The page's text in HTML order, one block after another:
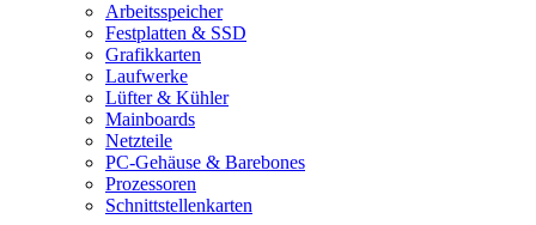
Arbeitsspeicher
Festplatten & SSD
Grafikkarten
Laufwerke
Lüfter & Kühler
Mainboards
Netzteile
PC-Gehäuse & Barebones
Prozessoren
Schnittstellenkarten